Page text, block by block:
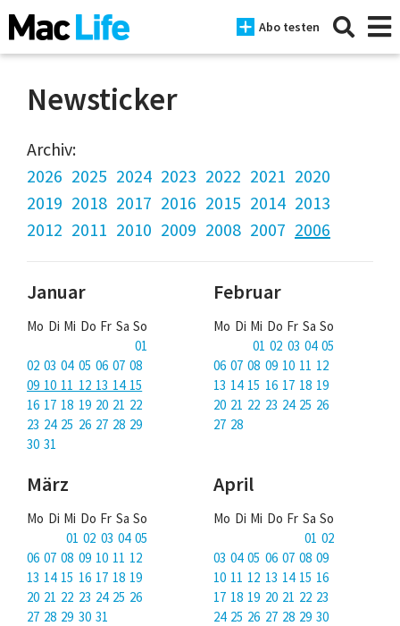
Abo testen
News
iPhone
Mac
Tests
Tipps
Magazine
Über uns
Podcast
Mac Life+
Anmelden
Newsticker
Archiv:
2026 2025 2024 2023 2022 2021 2020
2019 2018 2017 2016 2015 2014 2013
2012 2011 2010 2009 2008 2007 2006
Januar
Mo Di Mi Do Fr Sa So
01
02 03 04 05 06 07 08
09 10 11 12 13 14 15
16 17 18 19 20 21 22
23 24 25 26 27 28 29
30 31
Februar
Mo Di Mi Do Fr Sa So
01 02 03 04 05
06 07 08 09 10 11 12
13 14 15 16 17 18 19
20 21 22 23 24 25 26
27 28
März
Mo Di Mi Do Fr Sa So
01 02 03 04 05
06 07 08 09 10 11 12
13 14 15 16 17 18 19
20 21 22 23 24 25 26
27 28 29 30 31
April
Mo Di Mi Do Fr Sa So
01 02
03 04 05 06 07 08 09
10 11 12 13 14 15 16
17 18 19 20 21 22 23
24 25 26 27 28 29 30